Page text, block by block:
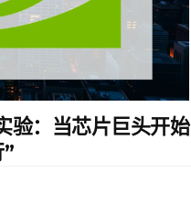
验：当芯片巨头开始